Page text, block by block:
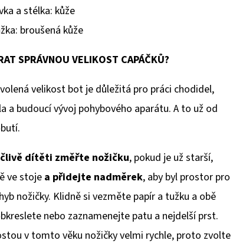
a stélka: kůže
broušená kůže
SPRÁVNOU VELIKOST CAPÁČKŮ?
velikost bot je důležitá pro práci chodidel,
a budoucí vývoj pohybového aparátu. A to už od
dítěti změřte nožičku, pokud je už starší,
ve stoje a přidejte nadměrek, aby byl prostor pro
nožičky. Klidně si vezměte papír a tužku a obě
nebo zaznamenejte patu a nejdelší prst.
v tomto věku nožičky velmi rychle, proto zvolte